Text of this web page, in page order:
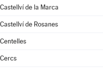
Castellví de la Marca
Castellví de Rosanes
Centelles
Cercs